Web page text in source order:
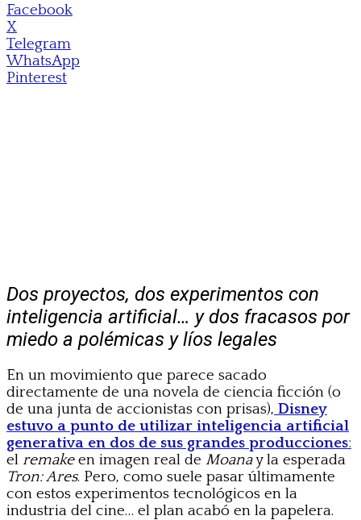
Facebook
X
Telegram
WhatsApp
Pinterest
Dos proyectos, dos experimentos con
inteligencia artificial… y dos fracasos por
miedo a polémicas y líos legales
En un movimiento que parece sacado
directamente de una novela de ciencia ficción (o
de una junta de accionistas con prisas), Disney
estuvo a punto de utilizar inteligencia artificial
generativa en dos de sus grandes producciones:
el remakeen imagen real de Moanay la esperada
Tron: Ares. Pero, como suele pasar últimamente
con estos experimentos tecnológicos en la
industria del cine… el plan acabó en la papelera.